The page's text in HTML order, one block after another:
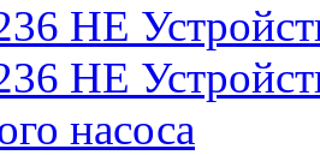
НЕ
НЕ
насоса